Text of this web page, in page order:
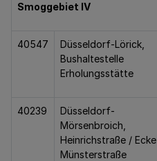
Smoggebiet IV
40547
Düsseldorf-Lörick,
Bushaltestelle
Erholungsstätte
40239
Düsseldorf-
Mörsenbroich,
Heinrichstraße / Ecke
Münsterstraße